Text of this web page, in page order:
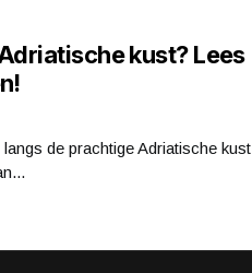
kust? Lees
de prachtige Adriatische kust